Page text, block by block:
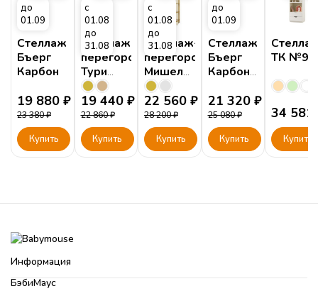
до
01.09
Стеллаж
Бъерг
Карбон
19 880 ₽
23 380₽
Купить
с
01.08
до
31.08
Стеллаж-
перегородка
Тури
Тефия
19 440 ₽
22 860₽
Купить
с
01.08
до
31.08
Стеллаж-
перегородка
Мишель
Галатея
22 560 ₽
28 200₽
Купить
до
01.09
Стеллаж
Бъерг
Карбон
21 320 ₽
25 080₽
Купить
ТК №9
34 581
Купить
Информация
БэбиМаус